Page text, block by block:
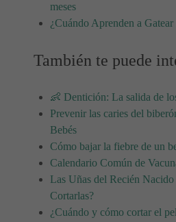
meses
¿Cuándo Aprenden a Gatear
También te puede
👶 Dentición: La salida de
Prevenir las caries del
Bebés
Cómo bajar la fiebre de un
Calendario Común de
Las Uñas del Recién
Cortarlas?
¿Cuándo y cómo cortar el